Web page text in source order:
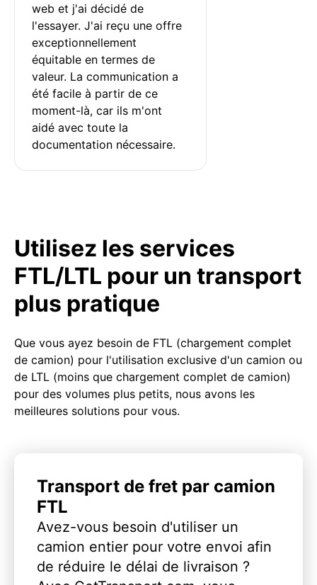
web et j'ai décidé de
l'essayer. J'ai reçu une offre
exceptionnellement
équitable en termes de
valeur. La communication a
été facile à partir de ce
moment-là, car ils m'ont
aidé avec toute la
documentation nécessaire.
Utilisez les services
FTL/LTL pour un transport
plus pratique
Que vous ayez besoin de FTL (chargement complet
de camion) pour l'utilisation exclusive d'un camion ou
de LTL (moins que chargement complet de camion)
pour des volumes plus petits, nous avons les
meilleures solutions pour vous.
Transport de fret par camion
FTL
Avez-vous besoin d'utiliser un
camion entier pour votre envoi afin
de réduire le délai de livraison ?